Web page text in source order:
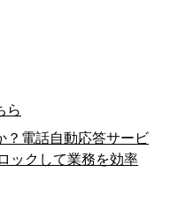
ら
？電話自動応答サービ
ックして業務を効率